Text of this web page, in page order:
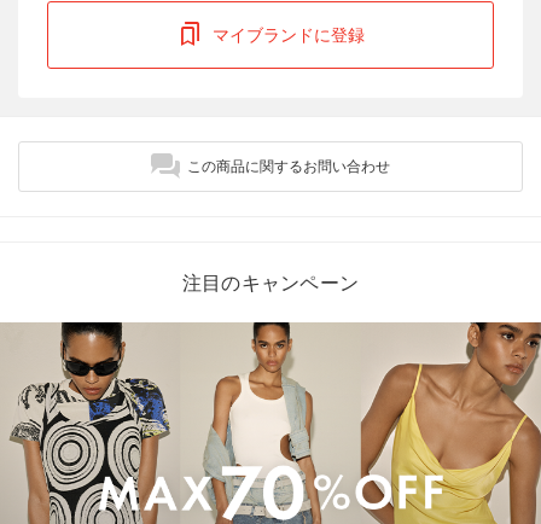
マイブランドに登録
この商品に関するお問い合わせ
注目のキャンペーン